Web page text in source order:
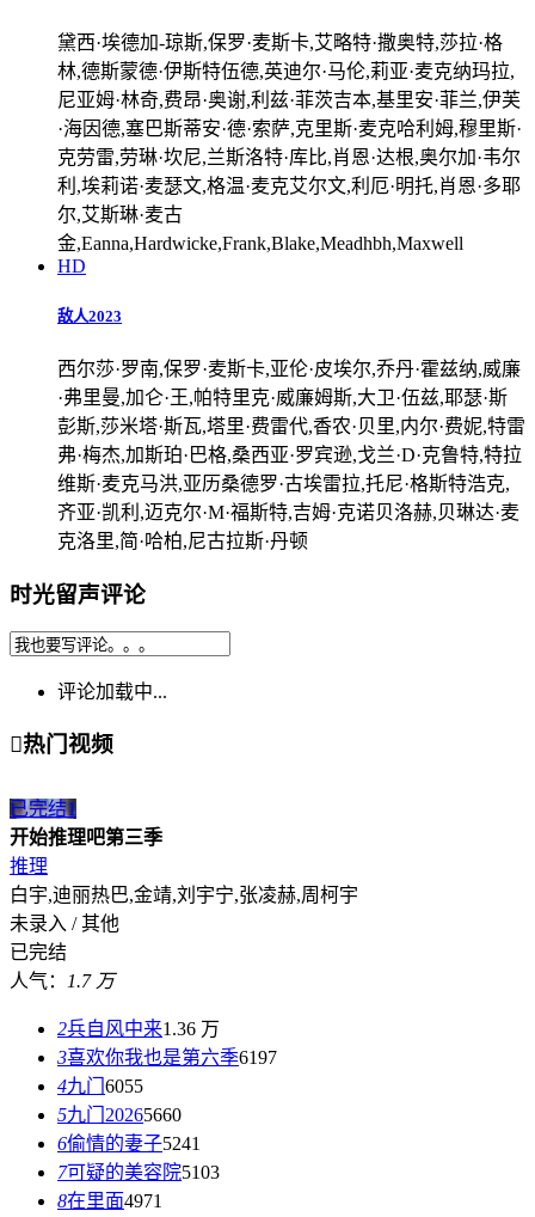
黛西·埃德加-琼斯,保罗·麦斯卡,艾略特·撒奥特,莎拉·格
林,德斯蒙德·伊斯特伍德,英迪尔·马伦,莉亚·麦克纳玛拉,
尼亚姆·林奇,费昂·奥谢,利兹·菲茨吉本,基里安·菲兰,伊芙
·海因德,塞巴斯蒂安·德·索萨,克里斯·麦克哈利姆,穆里斯·
克劳雷,劳琳·坎尼,兰斯洛特·库比,肖恩·达根,奥尔加·韦尔
利,埃莉诺·麦瑟文,格温·麦克艾尔文,利厄·明托,肖恩·多耶
尔,艾斯琳·麦古
金,Eanna,Hardwicke,Frank,Blake,Meadhbh,Maxwell
HD
敌人2023
西尔莎·罗南,保罗·麦斯卡,亚伦·皮埃尔,乔丹·霍兹纳,威廉
·弗里曼,加仑·王,帕特里克·威廉姆斯,大卫·伍兹,耶瑟·斯
彭斯,莎米塔·斯瓦,塔里·费雷代,香农·贝里,内尔·费妮,特雷
弗·梅杰,加斯珀·巴格,桑西亚·罗宾逊,戈兰·D·克鲁特,特拉
维斯·麦克马洪,亚历桑德罗·古埃雷拉,托尼·格斯特浩克,
齐亚·凯利,迈克尔·M·福斯特,吉姆·克诺贝洛赫,贝琳达·麦
克洛里,简·哈柏,尼古拉斯·丹顿
时光留声评论
评论加载中...
热门视频
已完结1
开始推理吧第三季
推理
白宇,迪丽热巴,金靖,刘宇宁,张凌赫,周柯宇
未录入 / 其他
已完结
人气：
1.7 万
2兵自风中来1.36 万
3喜欢你我也是第六季6197
4九门 6055
5九门20265660
6偷情的妻子5241
7可疑的美容院5103
8在里面4971